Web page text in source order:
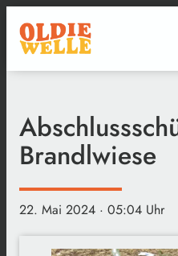
Brandlwiese
22. Mai 2024 · 05:04 Uhr